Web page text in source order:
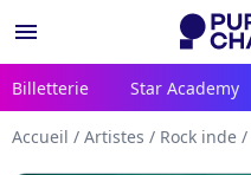
menu
Billetterie Star Academy
Accueil / Artistes / Rock inde /